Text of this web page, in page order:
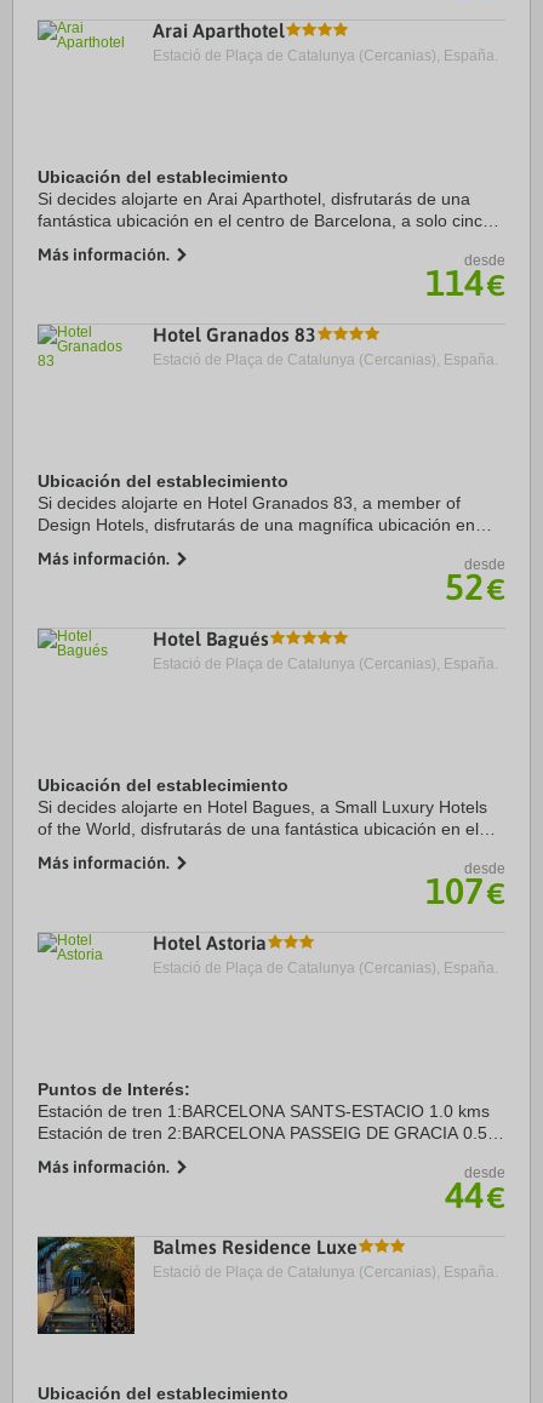
Arai Aparthotel
Estació de Plaça de Catalunya (Cercanias), España.
Ubicación del establecimiento
Si decides alojarte en Arai Aparthotel, disfrutarás de una
fantástica ubicación en el centro de Barcelona, a solo cinco
Además, este apartotel se ...
Más información. desde
114€
Hotel Granados 83
Estació de Plaça de Catalunya (Cercanias), España.
Ubicación del establecimiento
Si decides alojarte en Hotel Granados 83, a member of
Design Hotels, disfrutarás de una magnífica ubicación en
Milà y Paseo de Gracia. Además, ...
Más información. desde
52€
Hotel Bagués
Estació de Plaça de Catalunya (Cercanias), España.
Ubicación del establecimiento
Si decides alojarte en Hotel Bagues, a Small Luxury Hotels
of the World, disfrutarás de una fantástica ubicación en el
min a pie de Catedral de ...
Más información. desde
107€
Hotel Astoria
Estació de Plaça de Catalunya (Cercanias), España.
Puntos de Interés:
Estación de tren 1:BARCELONA SANTS-ESTACIO 1.0 kms
Estación de tren 2:BARCELONA PASSEIG DE GRACIA 0.5
Aeropuerto 1:BARCELONA EL PRAT (BCN) 15.0 kms
Más información. desde
44€
Balmes Residence Luxe
Estació de Plaça de Catalunya (Cercanias), España.
Ubicación del establecimiento